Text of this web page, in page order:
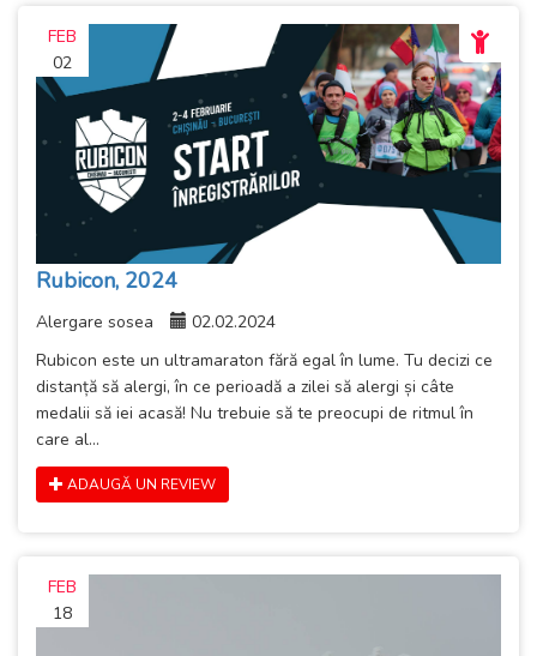
FEB
02
Rubicon, 2024
Alergare sosea
02.02.2024
Rubicon este un ultramaraton fără egal în lume. Tu decizi ce
distanță să alergi, în ce perioadă a zilei să alergi și câte
medalii să iei acasă! Nu trebuie să te preocupi de ritmul în
care al...
ADAUGĂ UN REVIEW
FEB
18